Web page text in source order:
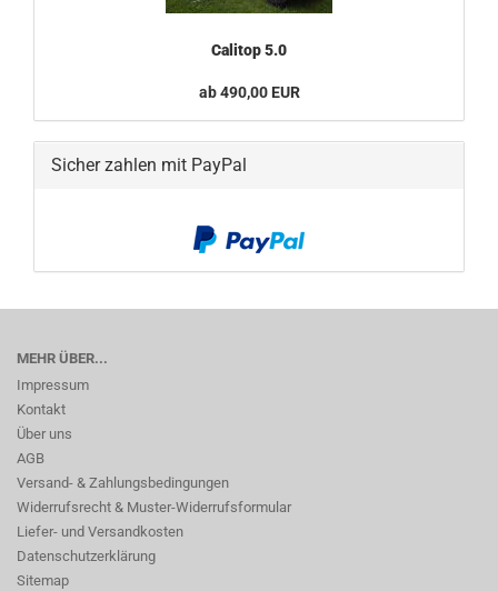
Calitop 5.0
ab 490,00 EUR
Sicher zahlen mit PayPal
MEHR ÜBER...
Impressum
Kontakt
Über uns
AGB
Versand- & Zahlungsbedingungen
Widerrufsrecht & Muster-Widerrufsformular
Liefer- und Versandkosten
Datenschutzerklärung
Sitemap